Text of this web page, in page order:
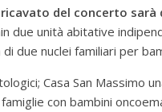
del concerto sarà
due unità abitative
di due nuclei familiari per
Casa San Massimo
con bambini